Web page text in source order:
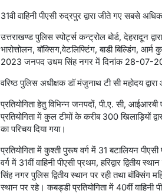
31वी वाहिनी पीएसी रुद्रपुर द्वारा जीते गए सबसे
उत्तराखण्ड पुलिस स्पोर्ट्स कन्ट्रोल बोर्ड, देहरादून
भारोत्तोलन, बॉक्सिग,वेटलिफ्टिंग, बाडी बिल्डिंग,
2023 जनपद उधम सिंह नगर में दिनांक 28-
वरिष्ठ पुलिस अधीक्षक डॉ मंजुनाथ टी सी महोदय
प्रतियोगिता हेतु विभिन्न जनपदों, पी.ए. सी,
प्रतियोगिता में कुल टीमों के करीब 300 खिलाड़ियों
का परिचय दिया गया।
प्रतियोगिता में कुश्ती पुरूष वर्ग में 31 बटालियन
वर्ग में 31वीं वाहिनी पीएसी प्रथम, हरिद्वार
सिंह नगर पुलिस द्वितीय स्थान पर रही तथा बॉक्सिंग
स्थान पर रहे। कबड्डी प्रतियोगिता में 40वीं वाहिनी